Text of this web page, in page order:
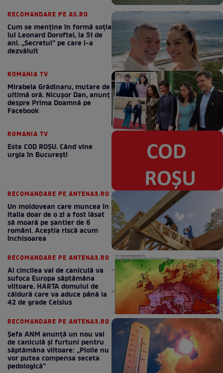
RECOMANDARE PE AS.RO
Cum se menţine în formă soţia
lui Leonard Doroftei, la 51 de
ani. „Secretul” pe care l-a
dezvăluit
ROMANIA TV
Mirabela Grădinaru, mutare de
ultimă oră. Nicuşor Dan, anunţ
despre Prima Doamnă pe
Facebook
ROMANIA TV
Este COD ROŞU. Când vine
urgia în Bucureşti
RECOMANDARE PE ANTENA3.RO
Un moldovean care muncea în
Italia doar de o zi a fost lăsat
să moară pe şantier de 6
români. Aceștia riscă acum
închisoarea
RECOMANDARE PE ANTENA3.RO
Al cincilea val de caniculă va
sufoca Europa săptămâna
viitoare. HARTA domului de
căldură care va aduce până la
42 de grade Celsius
RECOMANDARE PE ANTENA3.RO
Șefa ANM anunță un nou val
de caniculă și furtuni pentru
săptămâna viitoare: „Ploile nu
vor putea compensa seceta
pedologică”